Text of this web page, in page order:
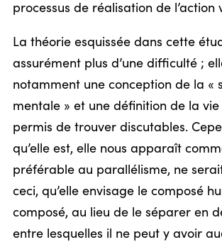
processus de réalisation de l’action
La théorie esquissée dans cette
assurément plus d’une difficulté ;
notamment une conception de la «
mentale » et une définition de la vie
permis de trouver discutables.
qu’elle est, elle nous apparaît
préférable au parallélisme, ne
ceci, qu’elle envisage le composé
composé, au lieu de le séparer en
entre lesquelles il ne peut y avoir